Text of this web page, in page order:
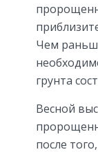
Чем
грунта
Весной
после